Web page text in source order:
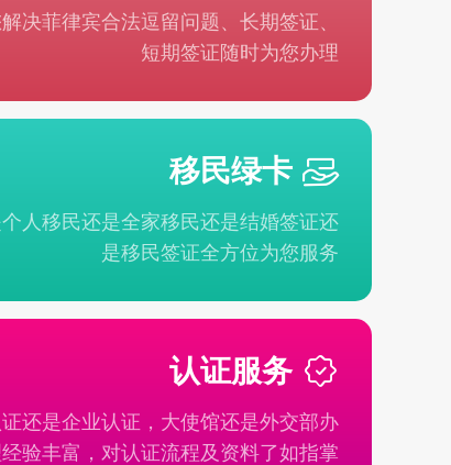
决菲律宾合法逗留问题、长期签证、
短期签证随时为您办理
移民绿卡
人移民还是全家移民还是结婚签证还
是移民签证全方位为您服务
认证服务
还是企业认证，大使馆还是外交部办
验丰富，对认证流程及资料了如指掌